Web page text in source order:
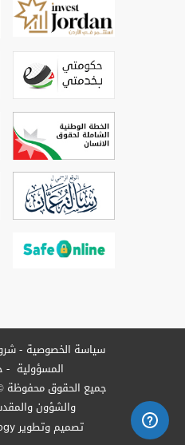
سياسة الخصوصية
المسؤولية
والشؤون
تصميم وتطوير